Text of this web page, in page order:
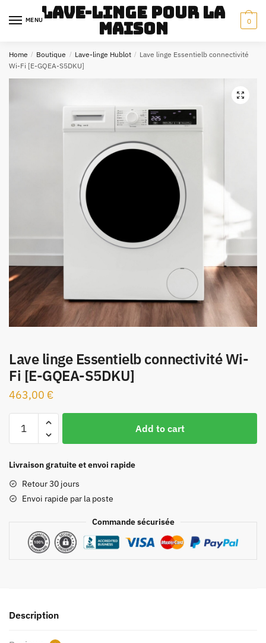
MENULave-Linge pour la
maison 0
Home / Boutique / Lave-linge Hublot / Lave linge Essentielb connectivité
Wi-Fi [E-GQEA-S5DKU]
Lave linge Essentielb connectivité Wi-
Fi [E-GQEA-S5DKU]
463,00 €
linge
connectivité
Fi
[E-
S5DKU]
quantity
Add to cart
Livraison gratuite et envoi rapide
Retour 30 jours
Envoi rapide par la poste
Commande sécurisée
Description